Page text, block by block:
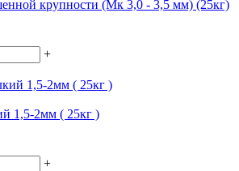
крупности (Мк 3,0 - 3,5 мм) (25кг)
+
1,5-2мм ( 25кг )
+